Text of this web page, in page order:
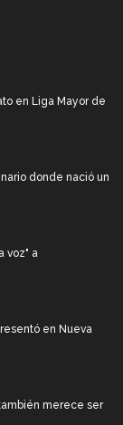
en Liga Mayor de
donde nació un
voz" a
en Nueva
merece ser